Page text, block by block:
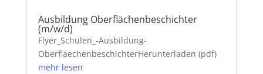
Ausbildung Oberflächenbeschichter
(m/w/d)
Flyer_Schulen_-Ausbildung-
OberflaechenbeschichterHerunterladen (pdf)
mehr lesen